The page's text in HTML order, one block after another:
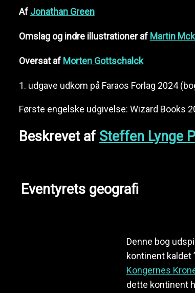
Af Jonathan Green
Omslag og indre illustrationer af Martin
Oversat af Morten Gottschalck
1. udgave udkom på Faraos Forlag 2024
Første engelske udgivelse: Wizard Books
Beskrevet af Steffen Lynge
Eventyrets geografi
Denne bog
kontinent kaldet
Kongernes
dette kontinent